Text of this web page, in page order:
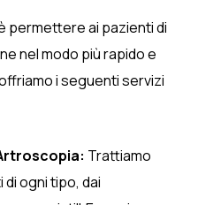
permettere ai pazienti di
nel modo più rapido e
i seguenti servizi
Trattiamo
ogni tipo, dai